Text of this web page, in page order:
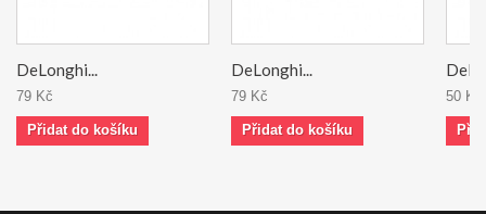
DeLonghi...
79 Kč
Přidat do košíku
DeLonghi...
79 Kč
Přidat do košíku
50 Kč